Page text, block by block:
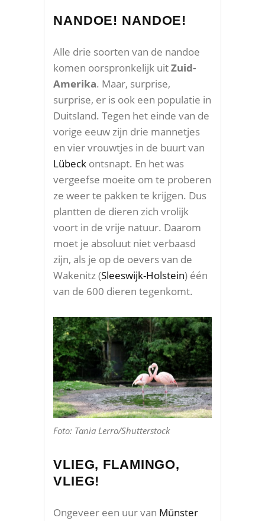
NANDOE! NANDOE!
Alle drie soorten van de nandoe
komen oorspronkelijk uitZuid-
Amerika. Maar, surprise,
surprise, er is ook een populatie in
Duitsland. Tegen het einde van de
vorige eeuw zijn drie mannetjes
en vier vrouwtjes in de buurt van
Lübeck ontsnapt. En het was
vergeefse moeite om te proberen
ze weer te pakken te krijgen. Dus
plantten de dieren zich vrolijk
voort in de vrije natuur. Daarom
moet je absoluut niet verbaasd
zijn, als je op de oevers van de
Wakenitz (Sleeswijk-Holstein) één
van de 600 dieren tegenkomt.
Foto: Tania Lerro/Shutterstock
VLIEG, FLAMINGO,
VLIEG!
Ongeveer een uur van Münster